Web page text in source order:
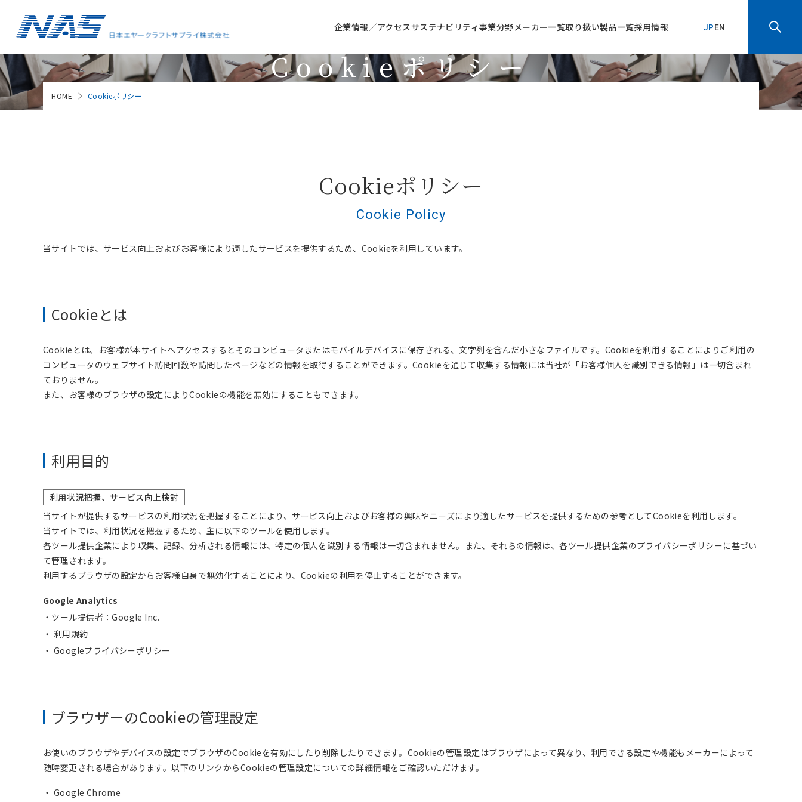
企業情報／アクセスサステナビリティ事業分野メーカー一覧取り扱い製品一覧採用情報 JPEN
Cookieポリシー
HOME Cookieポリシー
Cookieポリシー
Cookie Policy
当サイトでは、サービス向上およびお客様により適したサービスを提供するため、Cookieを利用しています。
Cookieとは
Cookieとは、お客様が本サイトへアクセスするとそのコンピュータまたはモバイルデバイスに保存される、文字列を含んだ小さなファイルです。Cookieを利用することによりご利用の
コンピュータのウェブサイト訪問回数や訪問したページなどの情報を取得することができます。Cookieを通じて収集する情報には当社が「お客様個人を識別できる情報」は一切含まれ
ておりません。
また、お客様のブラウザの設定によりCookieの機能を無効にすることもできます。
利用目的
利用状況把握、サービス向上検討
当サイトが提供するサービスの利用状況を把握することにより、サービス向上およびお客様の興味やニーズにより適したサービスを提供するための参考としてCookieを利用します。
当サイトでは、利用状況を把握するため、主に以下のツールを使用します。
各ツール提供企業により収集、記録、分析される情報には、特定の個人を識別する情報は一切含まれません。また、それらの情報は、各ツール提供企業のプライバシーポリシーに基づい
て管理されます。
利用するブラウザの設定からお客様自身で無効化することにより、Cookieの利用を停止することができます。
Google Analytics
・ツール提供者：Google Inc.
・ 利用規約
・ Googleプライバシーポリシー
ブラウザーのCookieの管理設定
お使いのブラウザやデバイスの設定でブラウザのCookieを有効にしたり削除したりできます。Cookieの管理設定はブラウザによって異なり、利用できる設定や機能もメーカーによって
随時変更される場合があります。以下のリンクからCookieの管理設定についての詳細情報をご確認いただけます。
・ Google Chrome